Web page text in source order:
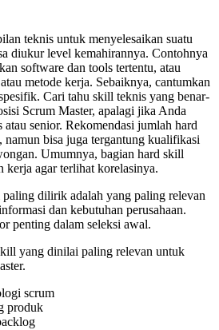
teknis untuk menyelesaikan suatu
diukur level kemahirannya. Contohnya
software dan tools tertentu, atau
metode kerja. Sebaiknya, cantumkan
Cari tahu skill teknis yang benar-
Scrum Master, apalagi jika Anda
atau senior. Rekomendasi jumlah hard
bisa juga tergantung kualifikasi
Umumnya, bagian hard skill
kerja agar terlihat korelasinya.
dilirik adalah yang paling relevan
dan kebutuhan perusahaan.
penting dalam seleksi awal.
yang dinilai paling relevan untuk
scrum
produk